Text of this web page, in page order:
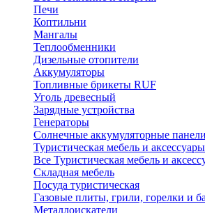
Печи
Коптильни
Мангалы
Теплообменники
Дизельные отопители
Аккумуляторы
Топливные брикеты RUF
Уголь древесный
Зарядные устройства
Генераторы
Солнечные аккумуляторные панели
Туристическая мебель и аксессуары
Все Туристическая мебель и
Складная мебель
Посуда туристическая
Газовые плиты, грили, горелки и
Металлоискатели